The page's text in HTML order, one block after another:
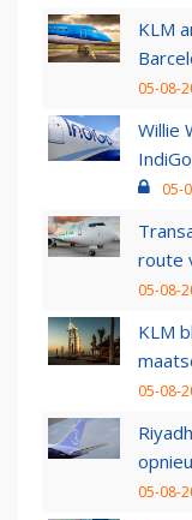
KLM
05-08-
Willie
05-
route
05-08-
KLM
05-08-
05-08-